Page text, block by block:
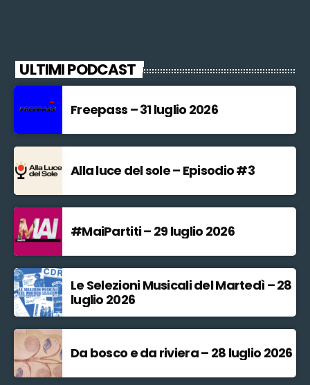
ULTIMI PODCAST
Freepass – 31 luglio 2026
Alla luce del sole – Episodio #3
#MaiPartiti – 29 luglio 2026
Le Selezioni Musicali del Martedì – 28
luglio 2026
Da bosco e da riviera – 28 luglio 2026